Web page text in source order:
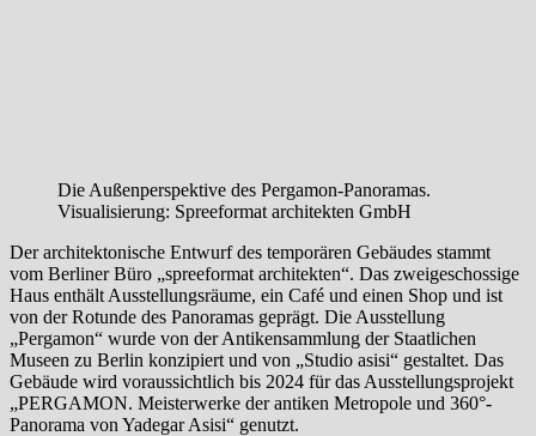
Die Außenperspektive des Pergamon-Panoramas.
Visualisierung: Spreeformat architekten GmbH
Der architektonische Entwurf des temporären Gebäudes stammt
vom Berliner Büro „spreeformat architekten“. Das zweigeschossige
Haus enthält Ausstellungsräume, ein Café und einen Shop und ist
von der Rotunde des Panoramas geprägt. Die Ausstellung
„Pergamon“ wurde von der Antikensammlung der Staatlichen
Museen zu Berlin konzipiert und von „Studio asisi“ gestaltet. Das
Gebäude wird voraussichtlich bis 2024 für das Ausstellungsprojekt
„PERGAMON. Meisterwerke der antiken Metropole und 360°-
Panorama von Yadegar Asisi“ genutzt.